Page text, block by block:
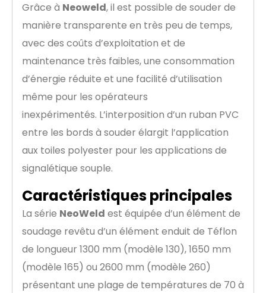
Grâce à Neoweld, il est possible de souder de
manière transparente en très peu de temps,
avec des coûts d’exploitation et de
maintenance très faibles, une consommation
d’énergie réduite et une facilité d’utilisation
même pour les opérateurs
inexpérimentés. L’interposition d’un ruban PVC
entre les bords à souder élargit l’application
aux toiles polyester pour les applications de
signalétique souple.
Caractéristiques principales
La série NeoWeld est équipée d’un élément de
soudage revêtu d’un élément enduit de Téflon
de longueur 1300 mm (modèle 130), 1650 mm
(modèle 165) ou 2600 mm (modèle 260)
présentant une plage de températures de 70 à